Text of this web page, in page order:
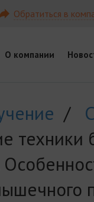
Обратиться в
О компании
/
техники